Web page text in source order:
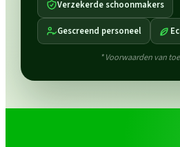
Verzekerde schoonmakers
Gescreend personeel
* Voorwaarden van